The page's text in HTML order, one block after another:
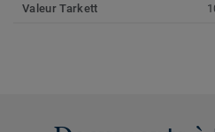
Valeur Tarkett